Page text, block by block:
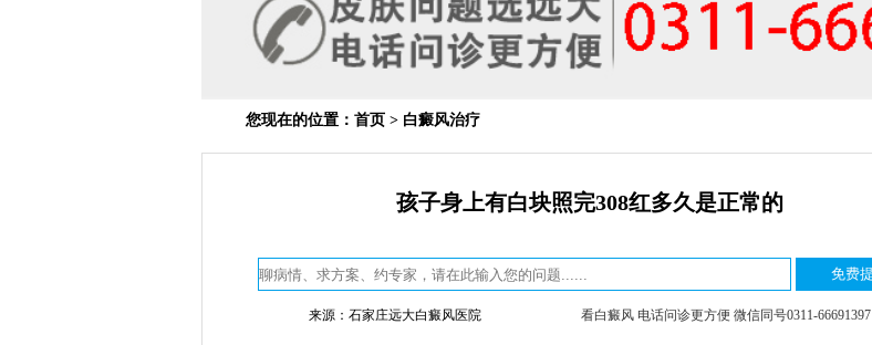
您现在的位置： 首页> 白癜风治疗
孩子身上有白块照完308红多久是正常的
来源：石家庄远大白癜风医院 看白癜风 电话问诊更方便 微信同号0311-66691397